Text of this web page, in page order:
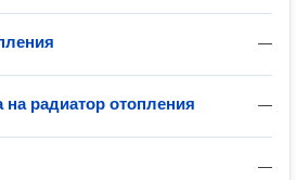
—
—
на радиатор отопления
—